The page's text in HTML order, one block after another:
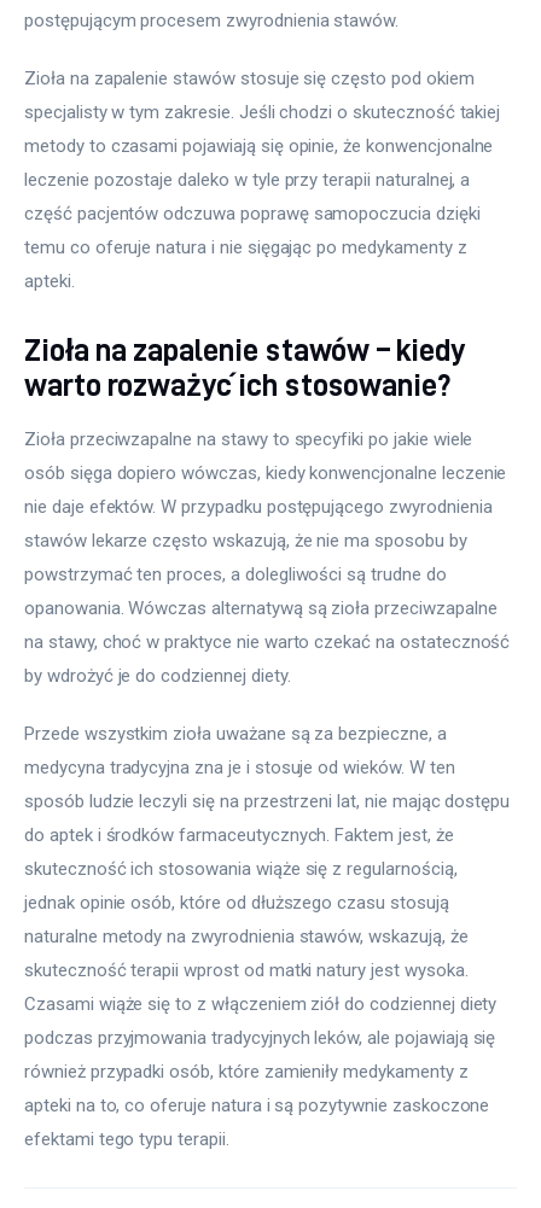
postępującym procesem zwyrodnienia stawów.
Zioła na zapalenie stawów stosuje się często pod okiem
specjalisty w tym zakresie. Jeśli chodzi o skuteczność takiej
metody to czasami pojawiają się opinie, że konwencjonalne
leczenie pozostaje daleko w tyle przy terapii naturalnej, a
część pacjentów odczuwa poprawę samopoczucia dzięki
temu co oferuje natura i nie sięgając po medykamenty z
apteki.
Zioła na zapalenie stawów – kiedy
warto rozważyć ich stosowanie?
Zioła przeciwzapalne na stawy to specyfiki po jakie wiele
osób sięga dopiero wówczas, kiedy konwencjonalne leczenie
nie daje efektów. W przypadku postępującego zwyrodnienia
stawów lekarze często wskazują, że nie ma sposobu by
powstrzymać ten proces, a dolegliwości są trudne do
opanowania. Wówczas alternatywą są zioła przeciwzapalne
na stawy, choć w praktyce nie warto czekać na ostateczność
by wdrożyć je do codziennej diety.
Przede wszystkim zioła uważane są za bezpieczne, a
medycyna tradycyjna zna je i stosuje od wieków. W ten
sposób ludzie leczyli się na przestrzeni lat, nie mając dostępu
do aptek i środków farmaceutycznych. Faktem jest, że
skuteczność ich stosowania wiąże się z regularnością,
jednak opinie osób, które od dłuższego czasu stosują
naturalne metody na zwyrodnienia stawów, wskazują, że
skuteczność terapii wprost od matki natury jest wysoka.
Czasami wiąże się to z włączeniem ziół do codziennej diety
podczas przyjmowania tradycyjnych leków, ale pojawiają się
również przypadki osób, które zamieniły medykamenty z
apteki na to, co oferuje natura i są pozytywnie zaskoczone
efektami tego typu terapii.